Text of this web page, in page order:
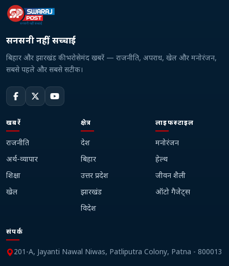
सनसनी नहीं, सच्चाई
बिहार और झारखंड की भरोसेमंद खबरें — राजनीति, अपराध, खेल और मनोरंजन,
सबसे पहले और सबसे सटीक।
खबरें
राजनीति
अर्थ-व्यापार
शिक्षा
खेल
क्षेत्र
देश
बिहार
उत्तर प्रदेश
झारखंड
विदेश
लाइफस्टाइल
मनोरंजन
हेल्थ
जीवन शैली
ऑटो गैजेट्स
संपर्क
201-A, Jayanti Nawal Niwas, Patliputra Colony, Patna - 800013